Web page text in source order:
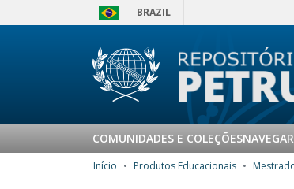
BRAZIL
COMUNIDADES E COLEÇÕESNAVEGAR
Início Produtos Educacionais